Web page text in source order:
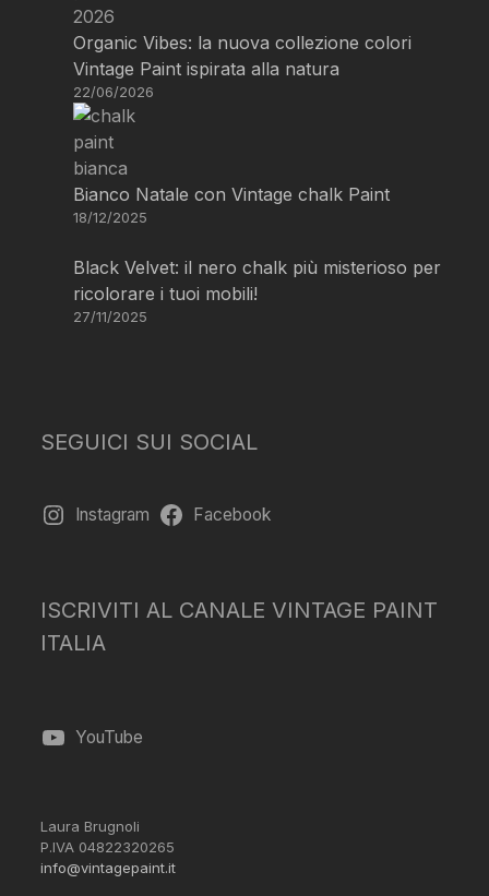
Organic Vibes: la nuova collezione colori
Vintage Paint ispirata alla natura
22/06/2026
Bianco Natale con Vintage chalk Paint
18/12/2025
Black Velvet: il nero chalk più misterioso per
ricolorare i tuoi mobili!
27/11/2025
SEGUICI SUI SOCIAL
Instagram Facebook
ISCRIVITI AL CANALE VINTAGE PAINT
ITALIA
YouTube
Laura Brugnoli
P.IVA 04822320265
info@vintagepaint.it